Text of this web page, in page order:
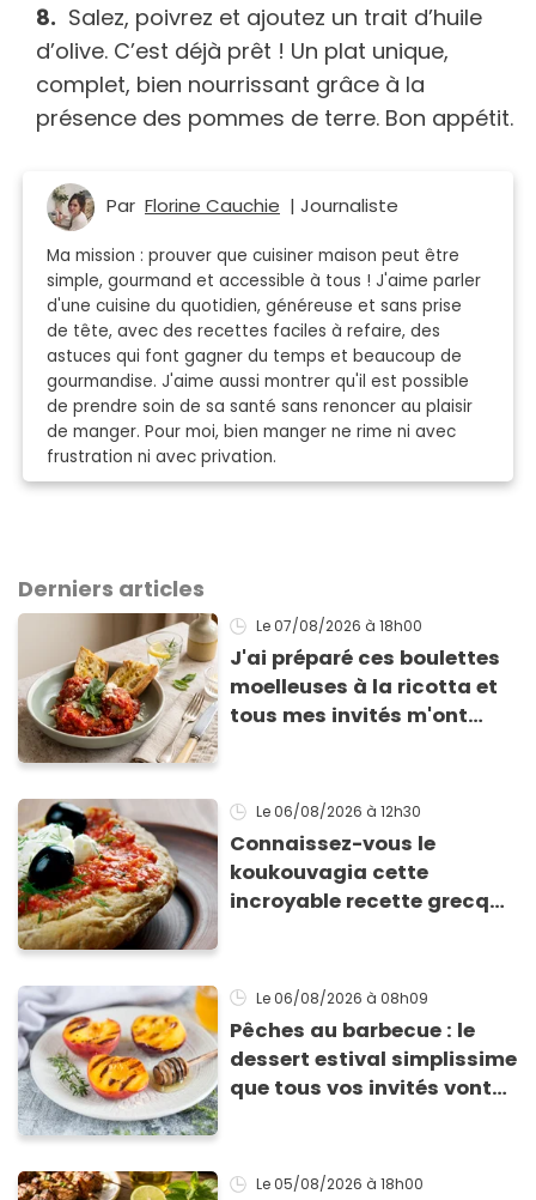
Salez, poivrez et ajoutez un trait d’huile
d’olive. C’est déjà prêt ! Un plat unique,
complet, bien nourrissant grâce à la
présence des pommes de terre. Bon appétit.
Par Florine Cauchie | Journaliste
Ma mission : prouver que cuisiner maison peut être
simple, gourmand et accessible à tous ! J'aime parler
d'une cuisine du quotidien, généreuse et sans prise
de tête, avec des recettes faciles à refaire, des
astuces qui font gagner du temps et beaucoup de
gourmandise. J'aime aussi montrer qu'il est possible
de prendre soin de sa santé sans renoncer au plaisir
de manger. Pour moi, bien manger ne rime ni avec
frustration ni avec privation.
Derniers articles
Le 07/08/2026 à 18h00
J'ai préparé ces boulettes
moelleuses à la ricotta et
tous mes invités m'ont
Le 06/08/2026 à 12h30
Connaissez-vous le
koukouvagia cette
incroyable recette grecque
Le 06/08/2026 à 08h09
Pêches au barbecue : le
dessert estival simplissime
que tous vos invités vont
Le 05/08/2026 à 18h00